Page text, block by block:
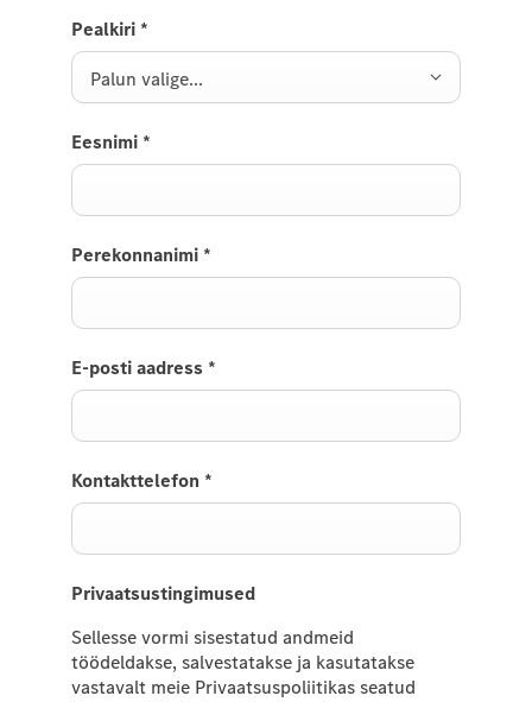
Pealkiri *
Palun valige...
Eesnimi *
Perekonnanimi *
E-posti aadress *
Kontakttelefon *
Privaatsustingimused
Sellesse vormi sisestatud andmeid
töödeldakse, salvestatakse ja kasutatakse
vastavalt meie Privaatsuspoliitikas seatud